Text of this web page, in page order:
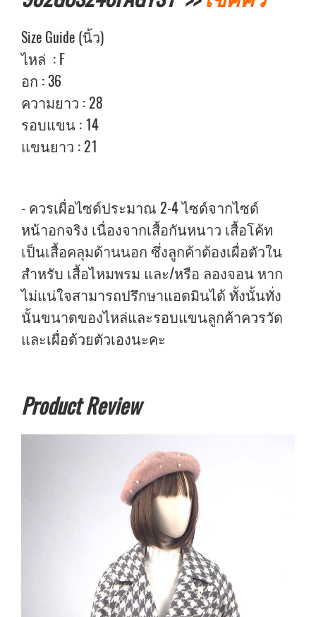
Size Guide (นิ้ว)
ไหล่ : F
อก : 36
ความยาว : 28
รอบแขน : 14
แขนยาว : 21
- ควรเผื่อไซด์ประมาณ 2-4 ไซด์จากไซด์
หน้าอกจริง เนื่องจากเสื้อกันหนาว เสื้อโค้ท
เป็นเสื้อคลุมด้านนอก ซึ่งลูกค้าต้องเผื่อตัวใน
สำหรับ เสื้อไหมพรม และ/หรือ ลองจอน หาก
ไม่แน่ใจสามารถปรึกษาแอดมินได้ ทั้งนั้นทั่ง
นั้นขนาดของไหล่และรอบแขนลูกค้าควรวัด
และเผื่อด้วยตัวเองนะคะ
Product Review